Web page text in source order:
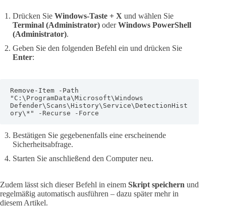
Drücken Sie Windows-Taste + X und wählen Sie
Terminal (Administrator) oderWindows PowerShell
(Administrator).
Geben Sie den folgenden Befehl ein und drücken Sie
Enter:
Remove-Item -Path
"C:\ProgramData\Microsoft\Windows
Defender\Scans\History\Service\DetectionHist
ory\*" -Recurse -Force
Bestätigen Sie gegebenenfalls eine erscheinende
Sicherheitsabfrage.
Starten Sie anschließend den Computer neu.
Zudem lässt sich dieser Befehl in einem Skript speichern und
regelmäßig automatisch ausführen – dazu später mehr in
diesem Artikel.